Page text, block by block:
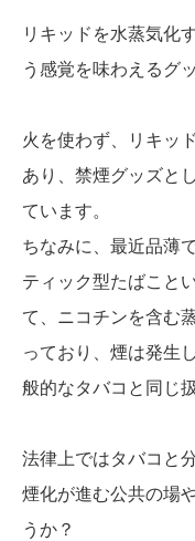
リキッドを水蒸気化
う感覚を味わえるグ
火を使わず、リキッ
あり、禁煙グッズと
ています。
ちなみに、最近品薄
ティック型たばこと
て、ニコチンを含む
っており、煙は発生
般的なタバコと同じ
法律上ではタバコと
煙化が進む公共の場
うか？